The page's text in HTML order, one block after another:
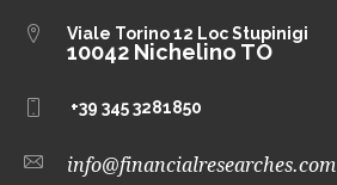
Viale Torino 12 Loc Stupinigi
10042 Nichelino TO
+39 345 3281850
info@financialresearches.com